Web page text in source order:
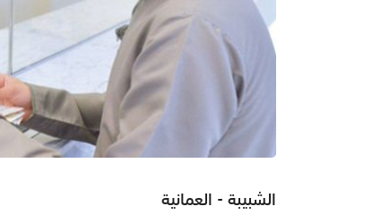
الشبيبة - العمانية